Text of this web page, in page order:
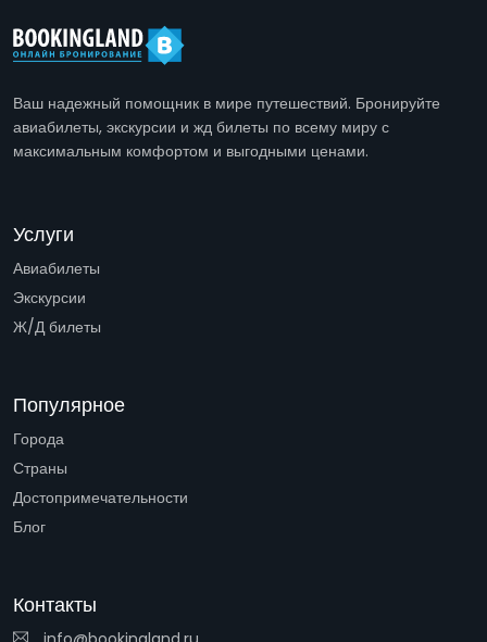
Ваш надежный помощник в мире путешествий. Бронируйте
авиабилеты, экскурсии и жд билеты по всему миру с
максимальным комфортом и выгодными ценами.
Услуги
Авиабилеты
Экскурсии
Ж/Д билеты
Популярное
Города
Страны
Достопримечательности
Блог
Контакты